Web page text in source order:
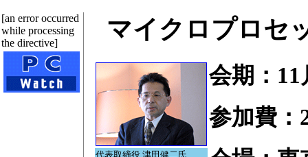
[an error occurred
while processing
the directive]
マイクロプロセ
代表取締役 津田健二氏
会期：11
参加費：